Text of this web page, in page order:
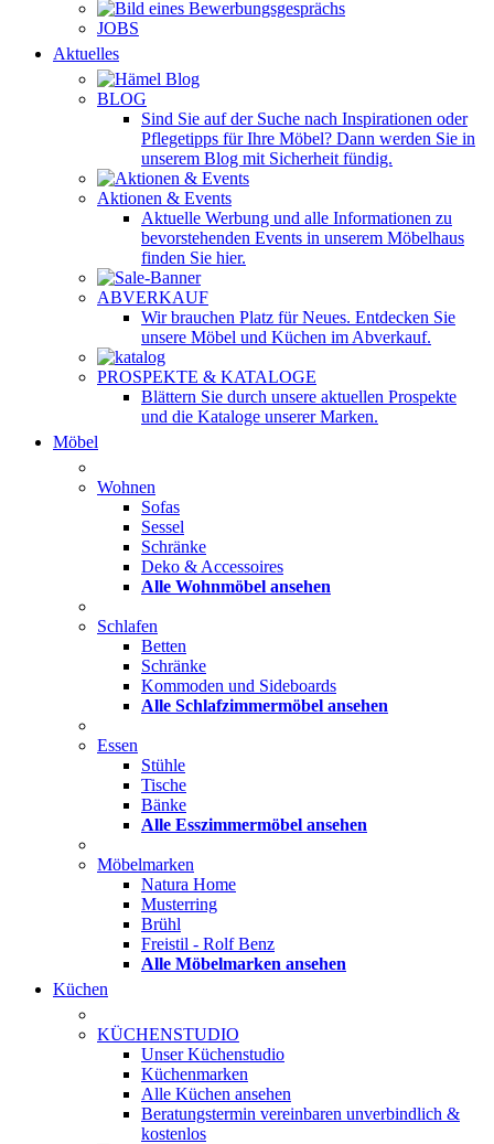
JOBS
Aktuelles
BLOG
Sind Sie auf der Suche nach Inspirationen oder
Pflegetipps für Ihre Möbel? Dann werden Sie in
unserem Blog mit Sicherheit fündig.
Aktionen & Events
Aktuelle Werbung und alle Informationen zu
bevorstehenden Events in unserem Möbelhaus
finden Sie hier.
ABVERKAUF
Wir brauchen Platz für Neues. Entdecken Sie
unsere Möbel und Küchen im Abverkauf.
PROSPEKTE & KATALOGE
Blättern Sie durch unsere aktuellen Prospekte
und die Kataloge unserer Marken.
Möbel
Wohnen
Sofas
Sessel
Schränke
Deko & Accessoires
Alle Wohnmöbel ansehen
Schlafen
Betten
Schränke
Kommoden und Sideboards
Alle Schlafzimmermöbel ansehen
Essen
Stühle
Tische
Bänke
Alle Esszimmermöbel ansehen
Möbelmarken
Natura Home
Musterring
Brühl
Freistil - Rolf Benz
Alle Möbelmarken ansehen
Küchen
KÜCHENSTUDIO
Unser Küchenstudio
Küchenmarken
Alle Küchen ansehen
Beratungstermin vereinbaren unverbindlich &
kostenlos